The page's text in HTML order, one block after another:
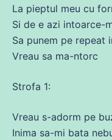
La pieptul meu cu
Si de e azi intoarce-
Sa punem pe repeat
Vreau sa ma-ntorc
Strofa 1:
Vreau s-adorm pe
Inima sa-mi bata